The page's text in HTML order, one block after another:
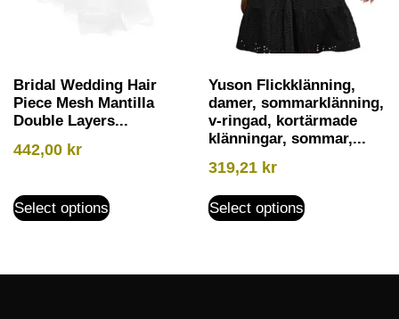
Bridal Wedding Hair
Piece Mesh Mantilla
Double Layers...
442,00 kr
Select options
Yuson Flickklänning,
damer, sommarklänning,
v-ringad, kortärmade
klänningar, sommar,...
319,21 kr
Select options